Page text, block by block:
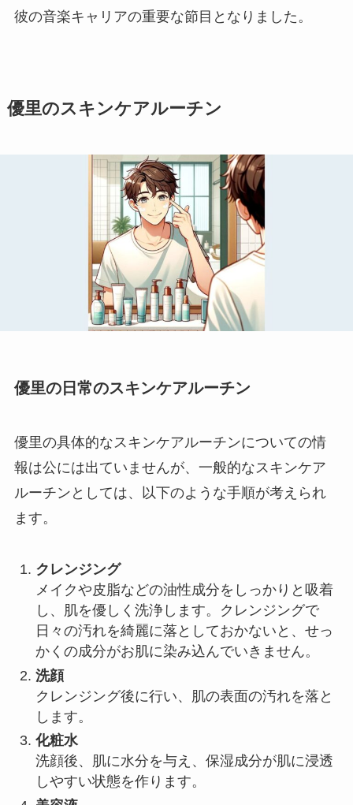
彼の音楽キャリアの重要な節目となりました。
優里のスキンケアルーチン
優里の日常のスキンケアルーチン
優里の具体的なスキンケアルーチンについての情
報は公には出ていませんが、一般的なスキンケア
ルーチンとしては、以下のような手順が考えられ
ます。
クレンジング
メイクや皮脂などの油性成分をしっかりと吸着
し、肌を優しく洗浄します。クレンジングで
日々の汚れを綺麗に落としておかないと、せっ
かくの成分がお肌に染み込んでいきません。
洗顔
クレンジング後に行い、肌の表面の汚れを落と
します。
化粧水
洗顔後、肌に水分を与え、保湿成分が肌に浸透
しやすい状態を作ります。